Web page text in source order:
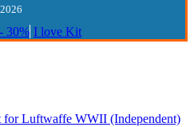
30% I love Kit
for Luftwaffe WWII (Independent)